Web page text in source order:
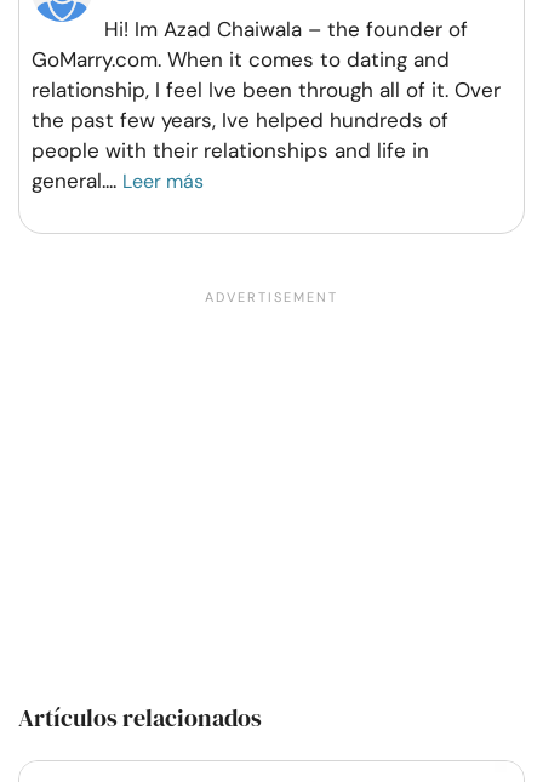
Hi! Im Azad Chaiwala – the founder of
GoMarry.com. When it comes to dating and
relationship, I feel Ive been through all of it. Over
the past few years, Ive helped hundreds of
people with their relationships and life in
general.... Leer más
Artículos relacionados